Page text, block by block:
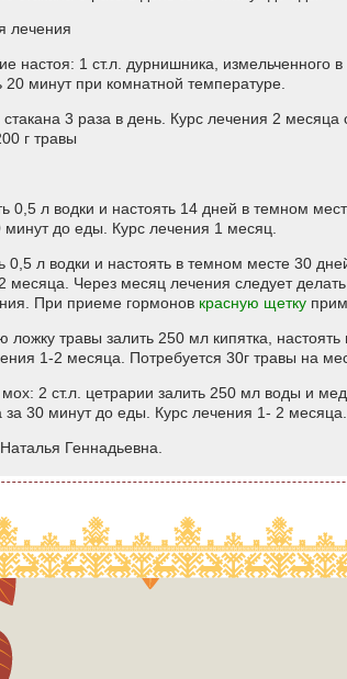
лечения
настоя: 1 ст.л. дурнишника, измельченного
минут при комнатной температуре.
3 раза в день. Курс лечения 2
г травы
0,5 л водки и настоять 14 дней в темном
минут до еды. Курс лечения 1 месяц.
0,5 л водки и настоять в темном месте 30
месяца. Через месяц лечения следует
При приеме гормонов красную щетку
ложку травы залить 250 мл кипятка,
1-2 месяца. Потребуется 30г травы на
2 ст.л. цетрарии залить 250 мл воды и
30 минут до еды. Курс лечения 1- 2
Геннадьевна.